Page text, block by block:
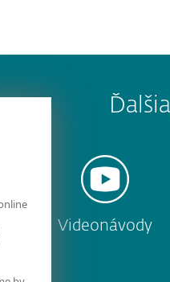
Videonávody